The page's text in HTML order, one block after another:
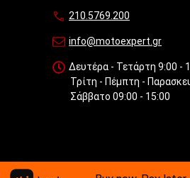
210.5769.200
info@motoexpert.gr
Δευτέρα - Τετάρτη 9:00 -
Τρίτη - Πέμπτη -
Σάββατο 09:00 - 15:00